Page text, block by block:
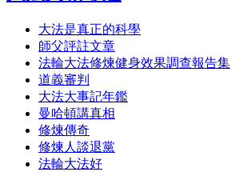
大法是真正的科學
師父評註文章
法輪大法修煉健身效果調查報告集
道義審判
大法大事記年鑑
曼哈頓講真相
修煉傳奇
修煉人談退黨
法輪大法好